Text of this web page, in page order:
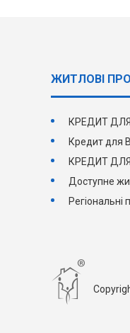
ЖИТЛОВІ
КРЕДИТ
Кредит для
КРЕДИТ ДЛЯ
Доступне
Регіональні